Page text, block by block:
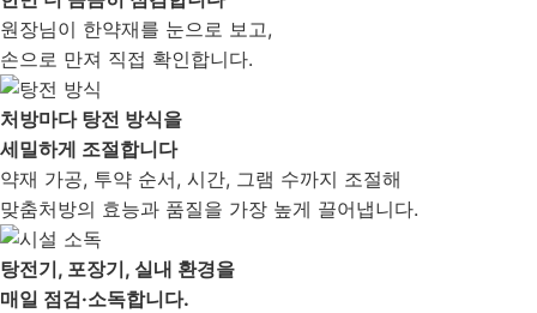
원장님이 한약재를 눈으로 보고,
손으로 만져 직접 확인합니다.
처방마다 탕전 방식을
세밀하게 조절합니다
약재 가공, 투약 순서, 시간, 그램 수까지 조절해
맞춤처방의 효능과 품질을 가장 높게 끌어냅니다.
탕전기, 포장기, 실내 환경을
매일 점검·소독합니다.